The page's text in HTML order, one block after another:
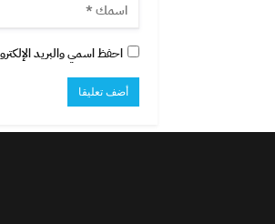
احفظ اسمي والبريد